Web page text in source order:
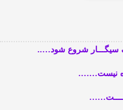
سیگـــار شروع شود…..
نیست…….